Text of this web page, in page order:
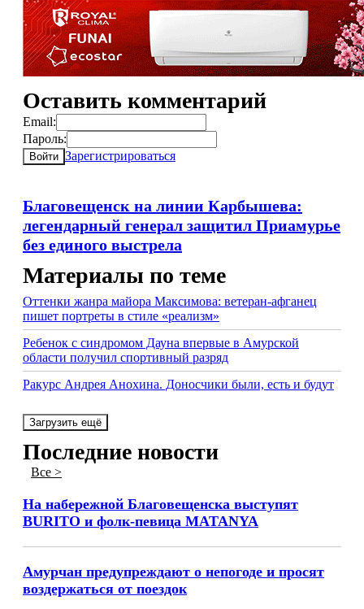
Оставить комментарий
Email:
Пароль:
Войти Зарегистрироваться
Благовещенск на линии Карбышева:
легендарный генерал защитил Приамурье
без единого выстрела
Материалы по теме
Оттенки жанра майора Максимова: ветеран-афганец
пишет портреты в стиле «реализм»
Ребенок с синдромом Дауна впервые в Амурской
области получил спортивный разряд
Ракурс Андрея Анохина. Доносчики были, есть и будут
Загрузить ещё
Последние новости
Все >
На набережной Благовещенска выступят
BURITO и фолк-певица MATANYA
Амурчан предупреждают о непогоде и просят
воздержаться от поездок